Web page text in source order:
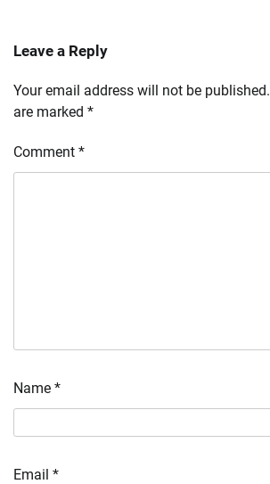
Leave a Reply
Your email address will not be published.
are marked *
Comment *
Name *
Email *